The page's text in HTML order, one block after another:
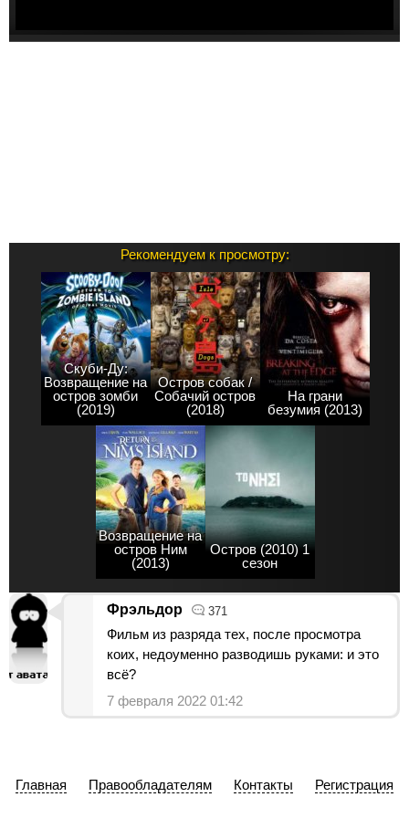
Рекомендуем к просмотру:
Скуби-Ду:
Возвращение на
остров зомби
(2019)
Остров собак /
Собачий остров
(2018)
На грани
безумия (2013)
Возвращение на
остров Ним
(2013)
Остров (2010) 1
сезон
Фрэльдор 371
Фильм из разряда тех, после просмотра
коих, недоуменно разводишь руками: и это
всё?
7 февраля 2022 01:42
Главная Правообладателям Контакты Регистрация